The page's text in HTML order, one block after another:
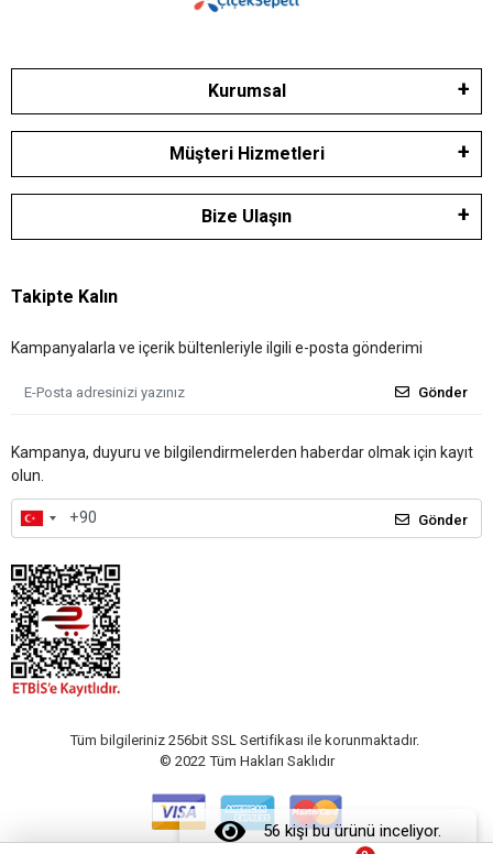
56 kişi bu ürünü inceliyor.
Kurumsal
Müşteri Hizmetleri
Bize Ulaşın
Takipte Kalın
Kampanyalarla ve içerik bültenleriyle ilgili e-posta gönderimi
Gönder
Kampanya, duyuru ve bilgilendirmelerden haberdar olmak için kayıt
olun.
Gönder
Tüm bilgileriniz 256bit SSL Sertifikası ile korunmaktadır.
© 2022 Tüm Hakları Saklıdır